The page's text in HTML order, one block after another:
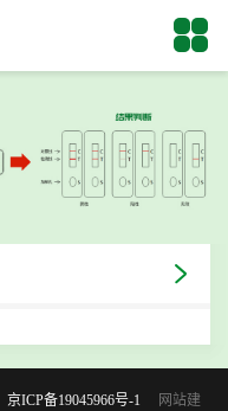
京ICP备19045966号-1
网站建